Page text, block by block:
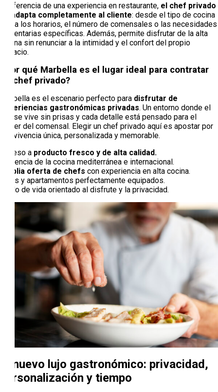
A diferencia de una experiencia en restaurante, el chef privado
se adapta completamente al cliente: desde el tipo de cocina
hasta los horarios, el número de comensales o las necesidades
alimentarias específicas. Además, permite disfrutar de la alta
cocina sin renunciar a la intimidad y el confort del propio
espacio.
¿Por qué Marbella es el lugar ideal para contratar
un chef privado?
Marbella es el escenario perfecto para disfrutar de
experiencias gastronómicas privadas. Un entorno donde el
lujo se vive sin prisas y cada detalle está pensado para el
placer del comensal. Elegir un chef privado aquí es apostar por
una vivencia única, personalizada y memorable.
Acceso a producto fresco y de alta calidad.
Influencia de la cocina mediterránea e internacional.
Amplia oferta de chefs con experiencia en alta cocina.
Villas y apartamentos perfectamente equipados.
Estilo de vida orientado al disfrute y la privacidad.
El nuevo lujo gastronómico: privacidad,
personalización y tiempo